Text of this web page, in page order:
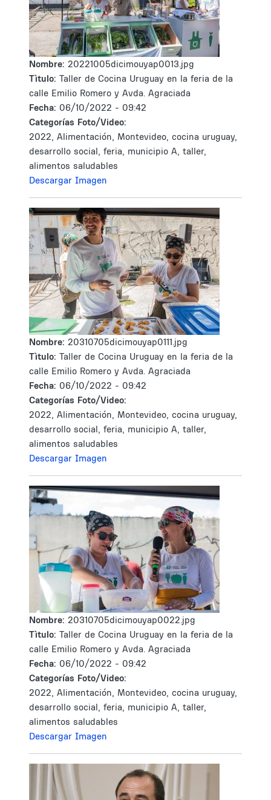
Nombre: 20221005dicimouyap0013.jpg
Tìtulo: Taller de Cocina Uruguay en la feria de la
calle Emilio Romero y Avda. Agraciada
Fecha: 06/10/2022 - 09:42
Categorías Foto/Video:
2022, Alimentación, Montevideo, cocina uruguay,
desarrollo social, feria, municipio A, taller,
alimentos saludables
Descargar Imagen
Nombre: 20310705dicimouyap0111.jpg
Tìtulo: Taller de Cocina Uruguay en la feria de la
calle Emilio Romero y Avda. Agraciada
Fecha: 06/10/2022 - 09:42
Categorías Foto/Video:
2022, Alimentación, Montevideo, cocina uruguay,
desarrollo social, feria, municipio A, taller,
alimentos saludables
Descargar Imagen
Nombre: 20310705dicimouyap0022.jpg
Tìtulo: Taller de Cocina Uruguay en la feria de la
calle Emilio Romero y Avda. Agraciada
Fecha: 06/10/2022 - 09:42
Categorías Foto/Video:
2022, Alimentación, Montevideo, cocina uruguay,
desarrollo social, feria, municipio A, taller,
alimentos saludables
Descargar Imagen